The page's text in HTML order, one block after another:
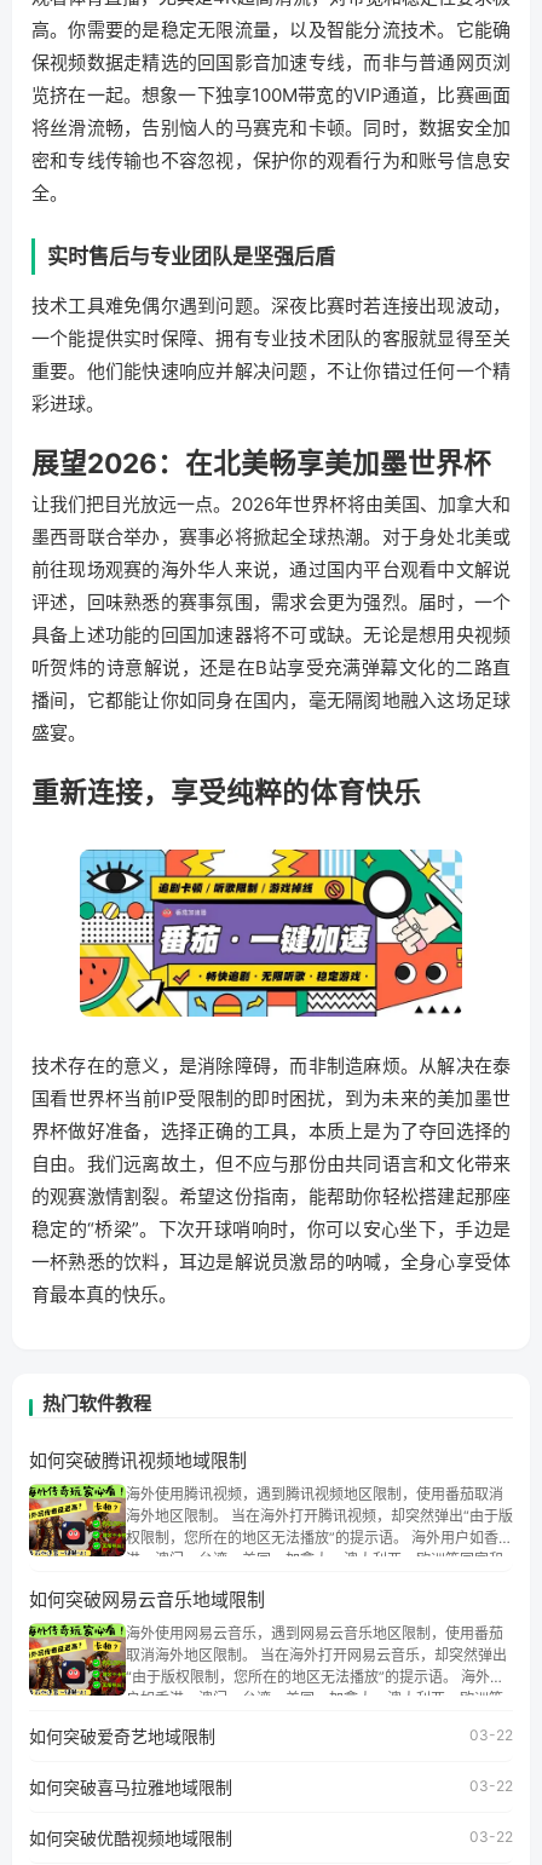
高。你需要的是稳定无限流量，以及智能分流技术。它能确
保视频数据走精选的回国影音加速专线，而非与普通网页浏
览挤在一起。想象一下独享100M带宽的VIP通道，比赛画面
将丝滑流畅，告别恼人的马赛克和卡顿。同时，数据安全加
密和专线传输也不容忽视，保护你的观看行为和账号信息安
全。
实时售后与专业团队是坚强后盾
技术工具难免偶尔遇到问题。深夜比赛时若连接出现波动，
一个能提供实时保障、拥有专业技术团队的客服就显得至关
重要。他们能快速响应并解决问题，不让你错过任何一个精
彩进球。
展望2026：在北美畅享美加墨世界杯
让我们把目光放远一点。2026年世界杯将由美国、加拿大和
墨西哥联合举办，赛事必将掀起全球热潮。对于身处北美或
前往现场观赛的海外华人来说，通过国内平台观看中文解说
评述，回味熟悉的赛事氛围，需求会更为强烈。届时，一个
具备上述功能的回国加速器将不可或缺。无论是想用央视频
听贺炜的诗意解说，还是在B站享受充满弹幕文化的二路直
播间，它都能让你如同身在国内，毫无隔阂地融入这场足球
盛宴。
重新连接，享受纯粹的体育快乐
技术存在的意义，是消除障碍，而非制造麻烦。从解决在泰
国看世界杯当前IP受限制的即时困扰，到为未来的美加墨世
界杯做好准备，选择正确的工具，本质上是为了夺回选择的
自由。我们远离故土，但不应与那份由共同语言和文化带来
的观赛激情割裂。希望这份指南，能帮助你轻松搭建起那座
稳定的“桥梁”。下次开球哨响时，你可以安心坐下，手边是
一杯熟悉的饮料，耳边是解说员激昂的呐喊，全身心享受体
育最本真的快乐。
热门软件教程
如何突破腾讯视频地域限制
海外使用腾讯视频，遇到腾讯视频地区限制，使用番茄取消
海外地区限制。 当在海外打开腾讯视频，却突然弹出“由于版
权限制，您所在的地区无法播放”的提示语。 海外用户如香
港、澳门、台湾、美国、加拿大、澳大利亚、欧洲等国家和
权限制问题，且仅能在中国大陆地区播放。 遇到这个问题的
朋友们，使用番茄回国加速器，即可解决「海外用户收听腾
讯视频地区版权限制」的问题，无论人在香港、澳门、台
湾、美国、加拿大、澳大利亚、欧洲等国家和地区工作、留
学、定居等，都可以使用，不再因地区和版权限制所困扰。
如何突破网易云音乐地域限制
海外使用网易云音乐，遇到网易云音乐地区限制，使用番茄
取消海外地区限制。 当在海外打开网易云音乐，却突然弹出
“由于版权限制，您所在的地区无法播放”的提示语。 海外用
户如香港、澳门、台湾、美国、加拿大、澳大利亚、欧洲等
地区及版权限制问题，且仅能在中国大陆地区播放。 遇到这
户收听网易云音乐地区版权限制」的问题，无论人在香港、
工作、留学、定居等，都可以使用，不再因地区和版权限制
所困扰。
如何突破爱奇艺地域限制 03-22
如何突破喜马拉雅地域限制 03-22
如何突破优酷视频地域限制 03-22